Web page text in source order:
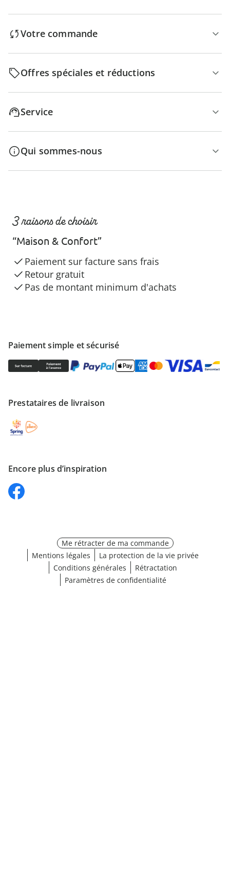
Votre commande
Offres spéciales et réductions
Service
Qui sommes-nous
Paiement simple et sécurisé
Prestataires de livraison
Encore plus d’inspiration
3 raisons de choisir
“Maison & Confort”
Paiement sur facture sans frais
Retour gratuit
Pas de montant minimum d'achats
Me rétracter de ma commande
Mentions légales
La protection de la vie privée
Conditions générales
Rétractation
Paramètres de confidentialité